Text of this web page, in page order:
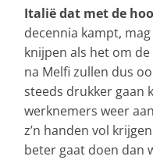
Italië dat met de
decennia kampt,
knijpen als het om
na Melfi zullen dus
steeds drukker gaan
werknemers weer
z’n handen vol
beter gaat doen dan